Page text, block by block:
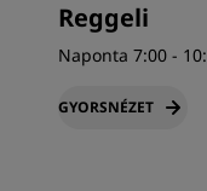
Reggeli
Naponta 7:00 -
GYORSNÉZET